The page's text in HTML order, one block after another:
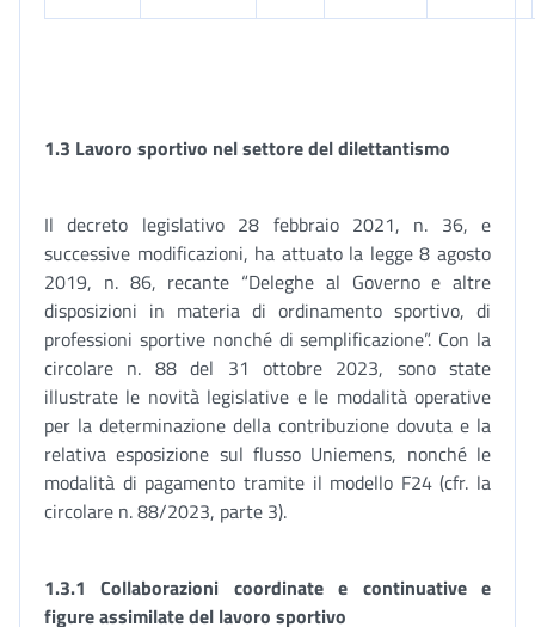
1.3 Lavoro sportivo nel settore del dilettantismo
Il decreto legislativo 28 febbraio 2021, n. 36, e
successive modificazioni, ha attuato la legge 8 agosto
2019, n. 86, recante “Deleghe al Governo e altre
disposizioni in materia di ordinamento sportivo, di
professioni sportive nonché di semplificazione”. Con la
circolare n. 88 del 31 ottobre 2023, sono state
illustrate le novità legislative e le modalità operative
per la determinazione della contribuzione dovuta e la
relativa esposizione sul flusso Uniemens, nonché le
modalità di pagamento tramite il modello F24 (cfr. la
circolare n. 88/2023, parte 3).
1.3.1 Collaborazioni coordinate e continuative e
figure assimilate del lavoro sportivo